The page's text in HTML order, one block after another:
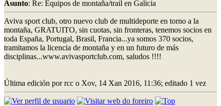
Asunto: Re: Equipos de montaña/trail en Galicia
Aviva sport club, otro nuevo club de multideporte en torno a la
montaña, GRATUITO, sin cuotas, sin fronteras, tenemos socios en
toda España, Portugal, Brasil, Francia...ya somos 370 socios,
tramitamos la licencia de montaña y en un futuro de más
disciplinas...www.avivasportclub.com, saludos !!!!
Última edición por rcc o Xov, 14 Xan 2016, 11:36; editado 1 vez